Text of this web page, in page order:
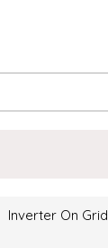
Inverter On Grid